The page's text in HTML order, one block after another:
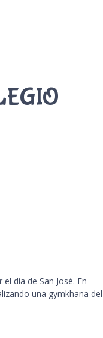
día de San José. En
una gymkhana del